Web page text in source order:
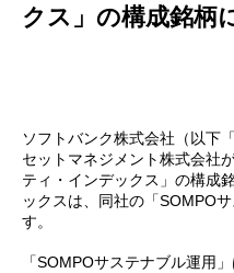
クス」の構成銘柄
ソフトバンク株式会社（以下
セットマネジメント株式会社
ティ・インデックス」の構成
ックスは、同社の「SOMPO
す。
「SOMPOサステナブル運用